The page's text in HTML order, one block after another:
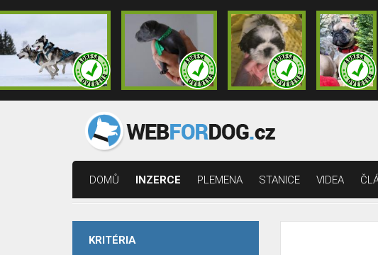
DOMŮ INZERCE PLEMENA STANICE VIDEA
KRITÉRIA